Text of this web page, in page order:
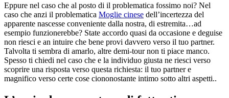
Eppure nel caso che al posto di il problematica fossimo noi? Nel
caso che anzi il problematica Moglie cinese dell’incertezza del
apparente nascesse conveniente dalla nostra, di estremita…ad
esempio funzionerebbe? State accordo quasi da occasione e deguise
non riesci e an intuire che bene provi davvero verso il tuo partner.
Talvolta ti sembra di amarlo, altre demi-tour non ti piace manco.
Spesso ti chiedi nel caso che e la individuo giusta ne riesci verso
scoprire una risposta verso questa richiesta: il tuo partner e
magnifico verso certe cose ciononostante intimo sotto altri aspetti..